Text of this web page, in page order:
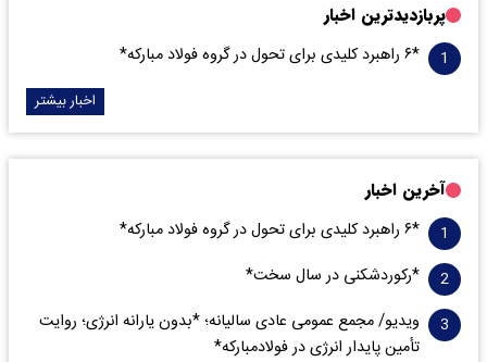
پربازدیدترین اخبار
*۶ راهبرد کلیدی برای تحول در گروه فولاد مبارکه*
اخبار بیشتر
آخرین اخبار
*۶ راهبرد کلیدی برای تحول در گروه فولاد مبارکه*
*رکوردشکنی در سال سخت*
ویدیو/ مجمع عمومی عادی سالیانه؛ *بدون یارانه انرژی؛ روایت
تأمین پایدار انرژی در فولادمبارکه*